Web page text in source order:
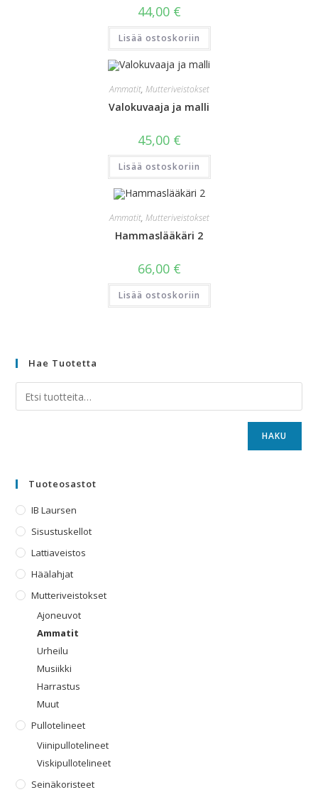
44,00 €
Lisää ostoskoriin
Ammatit, Mutteriveistokset
Valokuvaaja ja malli
45,00 €
Lisää ostoskoriin
Ammatit, Mutteriveistokset
Hammaslääkäri 2
66,00 €
Lisää ostoskoriin
Hae Tuotetta
HAKU
Tuoteosastot
IB Laursen
Sisustuskellot
Lattiaveistos
Häälahjat
Mutteriveistokset
Ajoneuvot
Ammatit
Urheilu
Musiikki
Harrastus
Muut
Pullotelineet
Viinipullotelineet
Viskipullotelineet
Seinäkoristeet